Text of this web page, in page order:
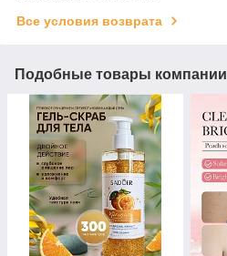
Все условия возврата
Подобные товары компании